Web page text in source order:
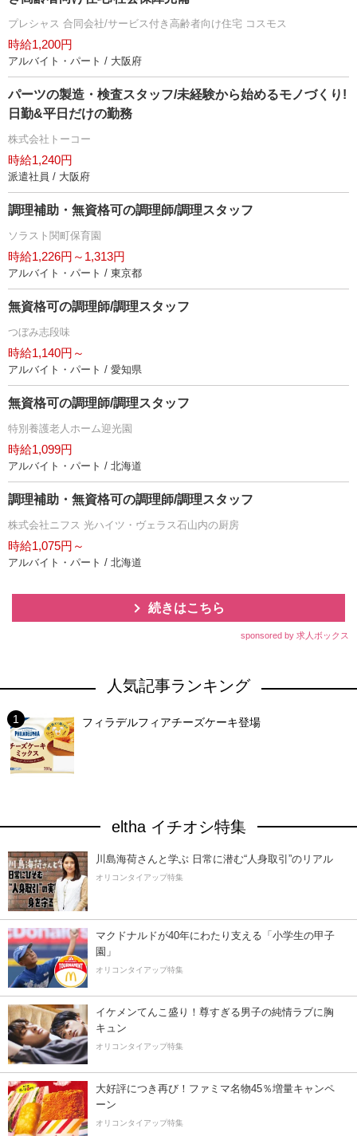
プレシャス 合同会社/サービス付き高齢者向け住宅 コスモス
時給1,200円
アルバイト・パート / 大阪府
パーツの製造・検査スタッフ/未経験から始めるモノづくり!
日勤&平日だけの勤務
株式会社トーコー
時給1,240円
派遣社員 / 大阪府
調理補助・無資格可の調理師/調理スタッフ
ソラスト関町保育園
時給1,226円～1,313円
アルバイト・パート / 東京都
無資格可の調理師/調理スタッフ
つぼみ志段味
時給1,140円～
アルバイト・パート / 愛知県
無資格可の調理師/調理スタッフ
特別養護老人ホーム迎光園
時給1,099円
アルバイト・パート / 北海道
調理補助・無資格可の調理師/調理スタッフ
株式会社ニフス 光ハイツ・ヴェラス石山内の厨房
時給1,075円～
アルバイト・パート / 北海道
続きはこちら
sponsored by 求人ボックス
人気記事ランキング
フィラデルフィアチーズケーキ登場
eltha イチオシ特集
川島海荷さんと学ぶ 日常に潜む“人身取引”のリアル
オリコンタイアップ特集
マクドナルドが40年にわたり支える「小学生の甲子
園」
オリコンタイアップ特集
イケメンてんこ盛り！尊すぎる男子の純情ラブに胸
キュン
オリコンタイアップ特集
大好評につき再び！ファミマ名物45％増量キャンペ
ーン
オリコンタイアップ特集